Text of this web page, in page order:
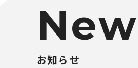
New
お知らせ